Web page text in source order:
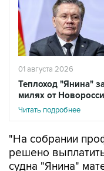
01 августа 2026
Теплоход "Янина"
милях от
Читать подробнее
"На собрании
решено
судна "Янина"